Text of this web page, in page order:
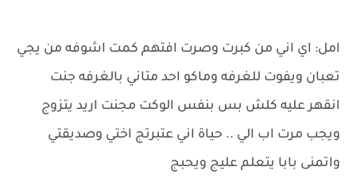
امل: اي اني من كبرت وصرت افتهم كمت اشوفه من يجي
تعبان ويفوت للغرفه وماكو احد متاني بالغرفه جنت
انقهر عليه كلش بس بنفس الوكت مجنت اريد يتزوج
ويجب مرت اب الي .. حياة اني عتبرتج اختي وصديقتي
واتمنى بابا يتعلم عليج ويحبج